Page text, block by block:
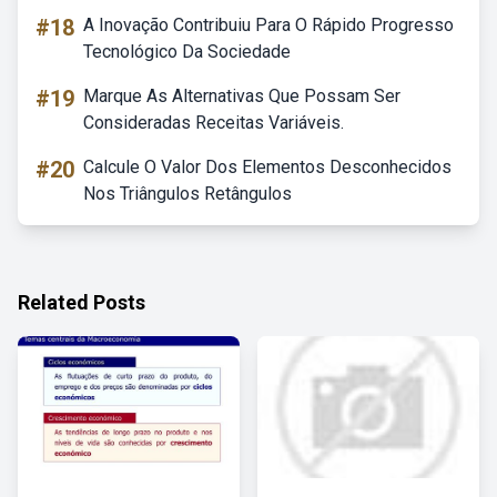
#18 A Inovação Contribuiu Para O Rápido Progresso
Tecnológico Da Sociedade
#19 Marque As Alternativas Que Possam Ser
Consideradas Receitas Variáveis.
#20 Calcule O Valor Dos Elementos Desconhecidos
Nos Triângulos Retângulos
Related Posts